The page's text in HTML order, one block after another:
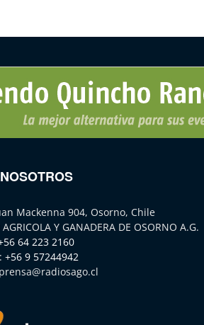
Mackenna 904, Osorno, Chile
Y GANADERA DE OSORNO A.G.
64 223 2160
+56 9 57244942
prensa@radiosago.cl